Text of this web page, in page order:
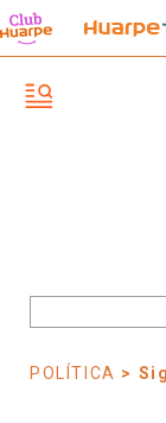
POLÍTICA >